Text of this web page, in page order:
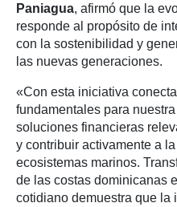
Paniagua, afirmó que la
responde al propósito de
con la sostenibilidad y
las nuevas generaciones.
«Con esta iniciativa
fundamentales para
soluciones financieras
y contribuir activamente a
ecosistemas marinos.
de las costas dominicanas
cotidiano demuestra que la